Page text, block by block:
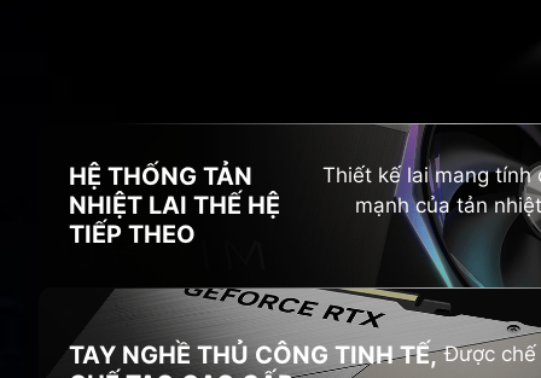
HỆ THỐNG TẢN
NHIỆT LAI THẾ HỆ
TIẾP THEO
Thiết kế lai mang tính
mạnh của tản
TAY NGHỀ THỦ CÔNG TINH TẾ, Được chế